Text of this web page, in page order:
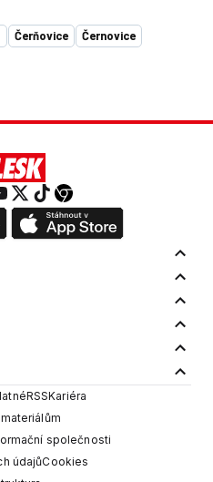
Čerňovice Černovice
RSSKariéra
společnosti
údajůCookies